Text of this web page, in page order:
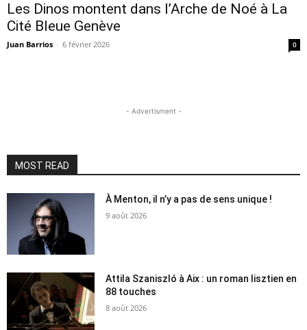
Les Dinos montent dans l’Arche de Noé à La
Cité Bleue Genève
Juan Barrios - 6 février 2026 0
- Advertisment -
MOST READ
À Menton, il n’y a pas de sens unique !
9 août 2026
Attila Szaniszló à Aix : un roman lisztien en
88 touches
8 août 2026